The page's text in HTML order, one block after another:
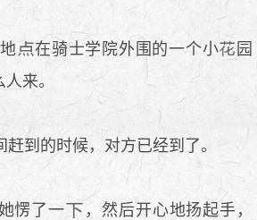
在骑士学院外围的一个小
园
来。
到的时候，对方已经到了。
愣了一
，然后开心地扬起手，